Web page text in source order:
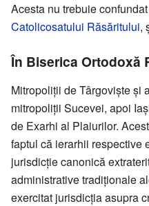
Acesta nu trebuie
Catolicosatului Răsăritului,
În Biserica Ortodoxă
Mitropoliții de Târgoviște și
mitropoliții Sucevei, apoi
de Exarhi al Plaiurilor.
faptul că ierarhii respective
jurisdicție canonică
administrative tradiționale
exercitat jurisdicția asupra